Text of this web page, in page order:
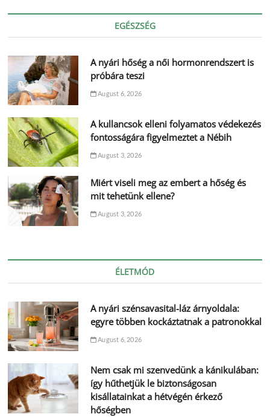
EGÉSZSÉG
A nyári hőség a női hormonrendszert is
próbára teszi
August 6, 2026
A kullancsok elleni folyamatos védekezés
fontosságára figyelmeztet a Nébih
August 3, 2026
Miért viseli meg az embert a hőség és
mit tehetünk ellene?
August 3, 2026
ÉLETMÓD
A nyári szénsavasital-láz árnyoldala:
egyre többen kockáztatnak a patronokkal
August 6, 2026
Nem csak mi szenvedünk a kánikulában:
így hűthetjük le biztonságosan
kisállatainkat a hétvégén érkező
hőségben